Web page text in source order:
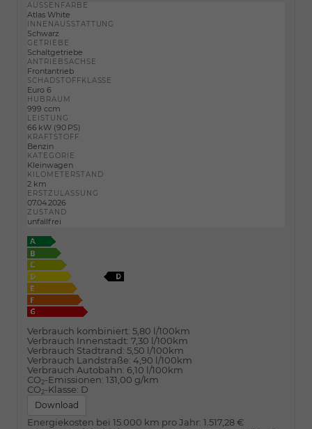
AUSSENFARBE
Atlas White
INNENAUSSTATTUNG
Schwarz
GETRIEBE
Schaltgetriebe
ANTRIEBSACHSE
Frontantrieb
SCHADSTOFFKLASSE
Euro 6
HUBRAUM
999 ccm
LEISTUNG
66 kW (90 PS)
KRAFTSTOFF
Benzin
KATEGORIE
Kleinwagen
KILOMETERSTAND
2 km
ERSTZULASSUNG
07.04.2026
ZUSTAND
unfallfrei
Verbrauch kombiniert: 5,80 l/100km
Verbrauch Innenstadt: 7,30 l/100km
Verbrauch Stadtrand: 5,50 l/100km
Verbrauch Landstraße: 4,90 l/100km
Verbrauch Autobahn: 6,10 l/100km
CO2-Emissionen: 131,00 g/km
CO2-Klasse: D
Download
Energiekosten bei 15.000 km pro Jahr: 1.517,28 €